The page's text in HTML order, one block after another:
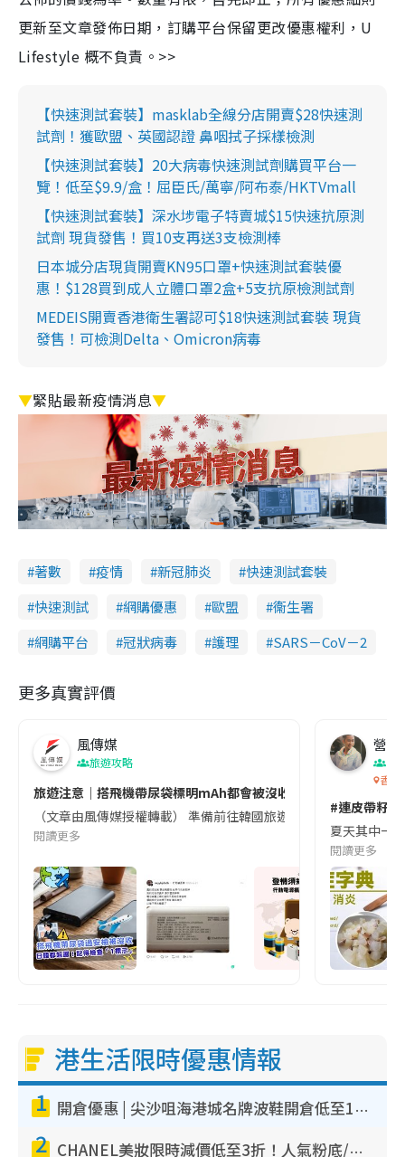
更新至文章發佈日期，訂購平台保留更改優惠權利，U
Lifestyle 概不負責。>>
【快速測試套裝】masklab全線分店開賣$28快速測
試劑！獲歐盟、英國認證 鼻咽拭子採樣檢測
【快速測試套裝】20大病毒快速測試劑購買平台一
覽！低至$9.9/盒！屈臣氏/萬寧/阿布泰/HKTVmall
【快速測試套裝】深水埗電子特賣城$15快速抗原測
試劑 現貨發售！買10支再送3支檢測棒
日本城分店現貨開賣KN95口罩+快速測試套裝優
惠！$128買到成人立體口罩2盒+5支抗原檢測試劑
MEDEIS開賣香港衛生署認可$18快速測試套裝 現貨
發售！可檢測Delta、Omicron病毒
▼緊貼最新疫情消息▼
著數 疫情 新冠肺炎
快速測試套裝
快速測試
網購優惠 歐盟
衞生署
網購平台
冠狀病毒 護理 SARS－CoV－2
更多真實評價
風傳媒
旅遊攻略
旅遊注意｜搭飛機帶尿袋標明mAh都會被沒收😱出發前切記檢查
（文章由風傳媒授權轉載） 準備前往韓國旅遊的民眾，近期要
閱讀更多
營養
香港
#連皮帶籽
夏天其中一
閱讀更多
港生活限時優惠情報
1 開倉優惠 | 尖沙咀海港城名牌波鞋開倉低至1折！On鞋$899起／Joy&Peace鞋履$98起
2 CHANEL美妝限時減價低至3折！人氣粉底/唇膏/精華液低至$275！COCO香水都有平